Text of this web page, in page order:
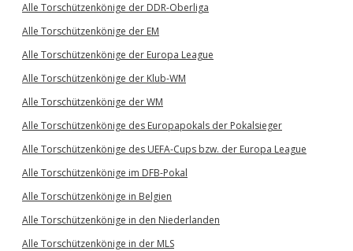
Alle Torschützenkönige der DDR-Oberliga
Alle Torschützenkönige der EM
Alle Torschützenkönige der Europa League
Alle Torschützenkönige der Klub-WM
Alle Torschützenkönige der WM
Alle Torschützenkönige des Europapokals der Pokalsieger
Alle Torschützenkönige des UEFA-Cups bzw. der Europa League
Alle Torschützenkönige im DFB-Pokal
Alle Torschützenkönige in Belgien
Alle Torschützenkönige in den Niederlanden
Alle Torschützenkönige in der MLS